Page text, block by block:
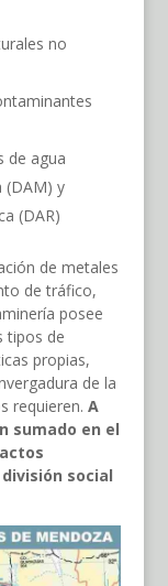
no
de agua
(DAM) y
(DAR)
de metales
de tráfico,
posee
tipos de
propias,
de la
requieren. A
sumado en el
social